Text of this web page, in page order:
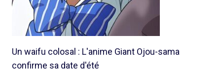
Un waifu colosal : L'anime Giant Ojou-sama
confirme sa date d'été